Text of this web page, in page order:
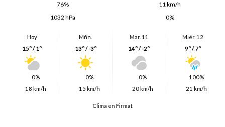
76%
11 km/h
1032 hPa
0%
Hoy
15º / 1º
0%
18 km/h
Mñn.
13º / -3º
0%
15 km/h
Mar. 11
14º / -2º
0%
20 km/h
Miér. 12
9º / 7º
100%
21 km/h
Clima en Firmat